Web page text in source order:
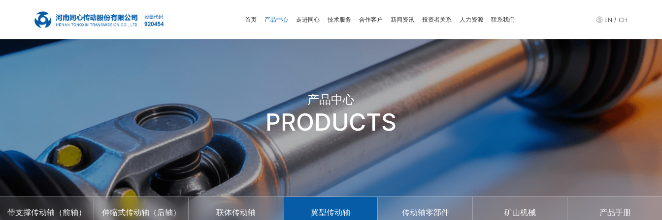
首页 产品中心 走进同心 技术服务 合作客户 新闻资讯 投资者关系 人力资源 联系我们 EN / CH
产品中心
PRODUCTS
带支撑传动轴（前轴） 伸缩式传动轴（后轴） 联体传动轴 翼型传动轴 传动轴零部件 矿山机械 产品手册